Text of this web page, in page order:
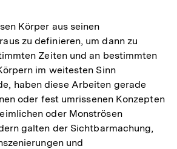
Körper aus seinen
zu definieren, um dann zu
Zeiten und an bestimmten
im weitesten Sinn
haben diese Arbeiten gerade
oder fest umrissenen Konzepten
oder Monströsen
galten der Sichtbarmachung,
und